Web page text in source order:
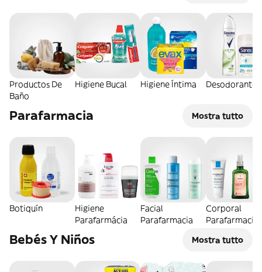
Productos De
Baño
Higiene Bucal Higiene Íntima Desodorantes
Parafarmacia Mostra tutto
Botiquín
Higiene
Parafarmácia
Facial
Parafarmacia
Corporal
Parafarmacia
Bebés Y Niños Mostra tutto